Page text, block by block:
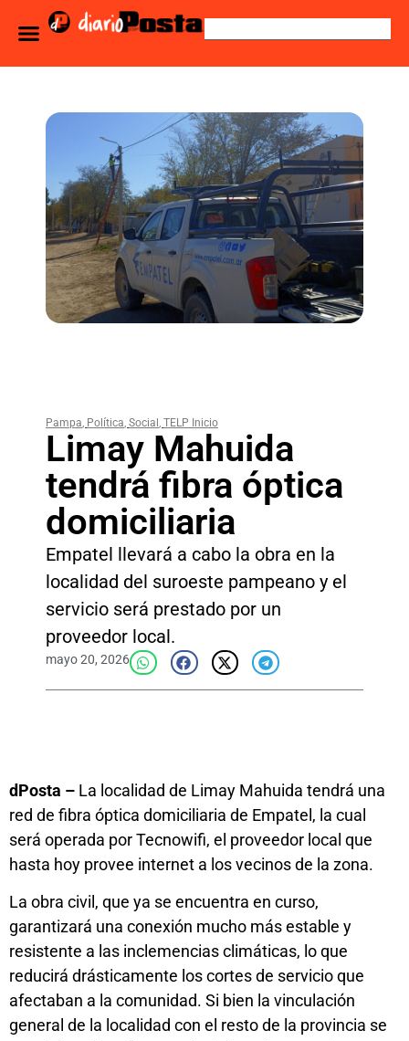
Pampa, Política, Social , TELP Inicio
Limay Mahuida
tendrá fibra óptica
domiciliaria
Empatel llevará a cabo la obra en la
localidad del suroeste pampeano y el
servicio será prestado por un
proveedor local.
mayo 20, 2026
dPosta – La localidad de Limay Mahuida tendrá una
red de fibra óptica domiciliaria de Empatel, la cual
será operada por Tecnowifi, el proveedor local que
hasta hoy provee internet a los vecinos de la zona.
La obra civil, que ya se encuentra en curso,
garantizará una conexión mucho más estable y
resistente a las inclemencias climáticas, lo que
reducirá drásticamente los cortes de servicio que
afectaban a la comunidad. Si bien la vinculación
general de la localidad con el resto de la provincia se